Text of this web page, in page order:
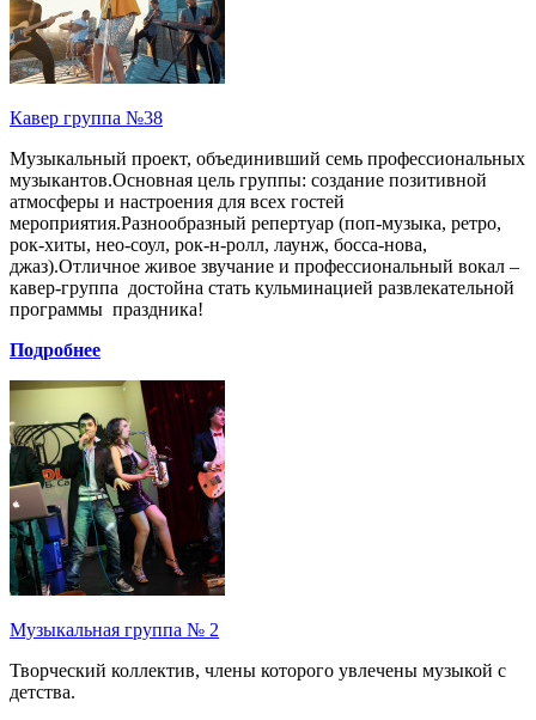
Кавер группа №38
Музыкальный проект, объединивший семь профессиональных
музыкантов.Основная цель группы: создание позитивной
атмосферы и настроения для всех гостей
мероприятия.Разнообразный репертуар (поп-музыка, ретро,
рок-хиты, нео-соул, рок-н-ролл, лаунж, босса-нова,
джаз).Отличное живое звучание и профессиональный вокал –
кавер-группа достойна стать кульминацией развлекательной
программы праздника!
Подробнее
Музыкальная группа № 2
Творческий коллектив, члены которого увлечены музыкой с
детства.